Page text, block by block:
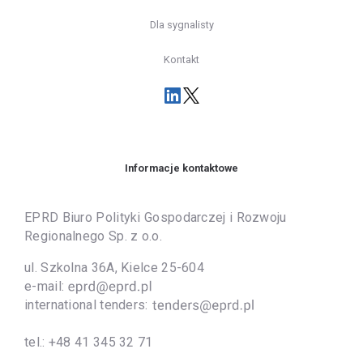
Dla sygnalisty
Kontakt
Informacje kontaktowe
EPRD Biuro Polityki Gospodarczej i Rozwoju
Regionalnego Sp. z o.o.
ul. Szkolna 36A, Kielce 25-604
e-mail:
international tenders:
tel.: +48 41 345 32 71